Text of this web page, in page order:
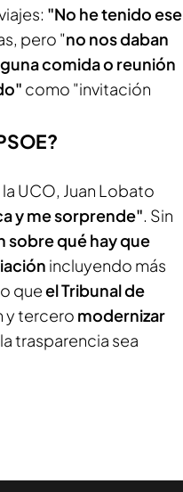
"No he tenido ese
pero "no nos daban
comida o reunión
como "invitación
UCO, Juan Lobato
y me sorprende". Sin
sobre qué hay que
incluyendo más
queel Tribunal de
y tercero modernizar
trasparencia sea